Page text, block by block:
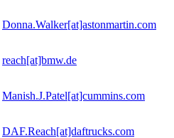
Donna.Walker[at]astonmartin.com
reach[at]bmw.de
Manish.J.Patel[at]cummins.com
DAF.Reach[at]daftrucks.com